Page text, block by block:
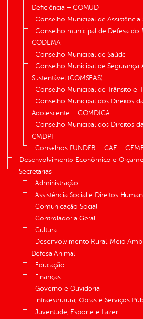
Deficiência – COMUD
Conselho Municipal de Assistência
Conselho municipal de Defesa do
CODEMA
Conselho Municipal de Saúde
Conselho Municipal de Segurança
Sustentável (COMSEAS)
Conselho Municipal de Trânsito e
Conselho Municipal dos Direitos
Adolescente – COMDICA
Conselho Municipal dos Direitos
CMDPI
Conselhos FUNDEB – CAE –
Desenvolvimento Econômico e
Secretarias
Administração
Assistência Social e Direitos
Comunicação Social
Controladoria Geral
Cultura
Desenvolvimento Rural, Meio
Defesa Animal
Educação
Finanças
Governo e Ouvidoria
Infraestrutura, Obras e Serviços
Juventude, Esporte e Lazer